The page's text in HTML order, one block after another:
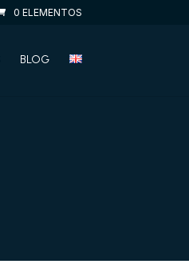
0 ELEMENTOS
BLOG